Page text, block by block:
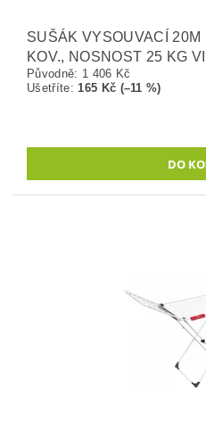
SUŠÁK VYSOUVACÍ
KOV., NOSNOST 25 KG
Původně: 1 406 Kč
Ušetříte:165 Kč (–11 %)